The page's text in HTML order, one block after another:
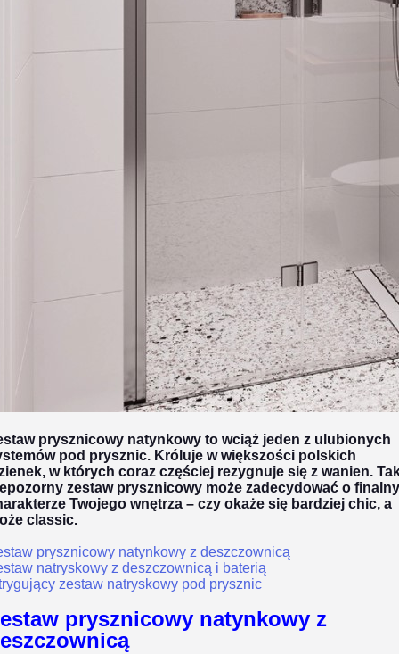
prysznicowy natynkowy to wciąż jeden z ulubionych
pod prysznic. Króluje w większości polskich
w których coraz częściej rezygnuje się z wanien.
zestaw prysznicowy może zadecydować o
Twojego wnętrza – czy okaże się bardziej chic, a
classic.
prysznicowy natynkowy z deszczownicą
natryskowy z deszczownicą i baterią
zestaw natryskowy pod prysznic
prysznicowy natynkowy z